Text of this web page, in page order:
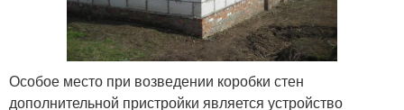
Особое место при возведении коробки стен
дополнительной пристройки является устройство